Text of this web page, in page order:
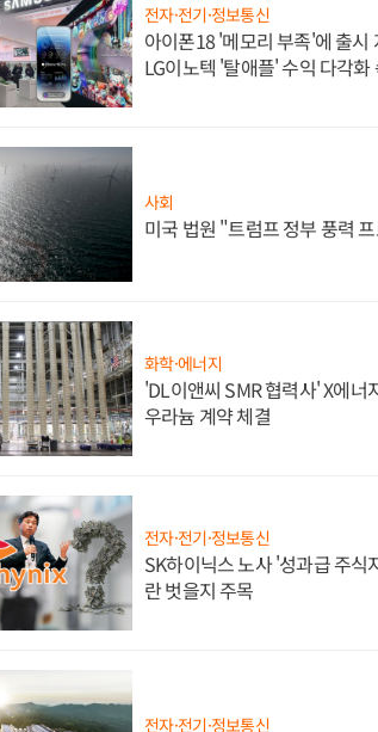
전자·전기·정보통신
아이폰18 '메모리 부족'에 출시
LG이노텍 '탈애플' 수익 다각화
사회
미국 법원 "트럼프 정부 풍력
화학·에너지
'DL이앤씨 SMR 협력사' X에
우라늄 계약 체결
전자·전기·정보통신
SK하이닉스 노사 '성과급 주
란 벗을지 주목
전자·전기·정보통신